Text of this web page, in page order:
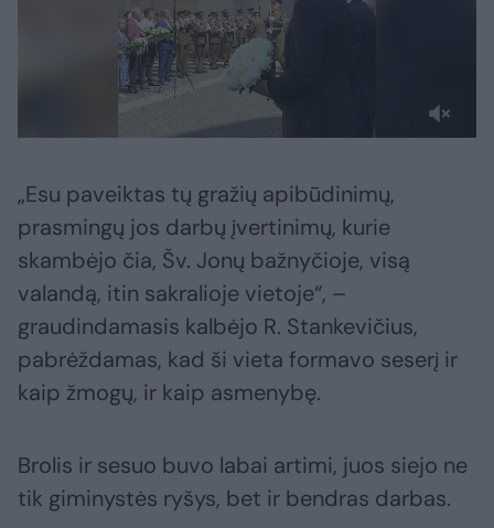
„Esu paveiktas tų gražių apibūdinimų,
prasmingų jos darbų įvertinimų, kurie
skambėjo čia, Šv. Jonų bažnyčioje, visą
valandą, itin sakralioje vietoje“, –
graudindamasis kalbėjo R. Stankevičius,
pabrėždamas, kad ši vieta formavo seserį ir
kaip žmogų, ir kaip asmenybę.
Brolis ir sesuo buvo labai artimi, juos siejo ne
tik giminystės ryšys, bet ir bendras darbas.